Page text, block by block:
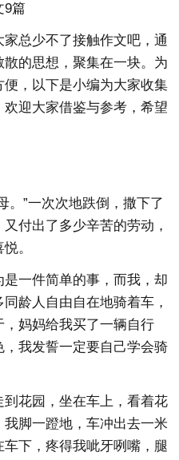
9篇
总少不了接触作文吧，通
的思想，聚集在一块。为
，以下是小编为大家收集
迎大家借鉴与参考，希望
。”一次次地跌倒，撒下了
付出了多少辛苦的劳动，
。
一件简单的事，而我，却
龄人自由自在地骑着车，
妈妈给我买了一辆自行
我发誓一定要自己学会骑
花园，坐在车上，看着花
脚一蹬地，车冲出去一米
下，疼得我呲牙咧嘴，腿